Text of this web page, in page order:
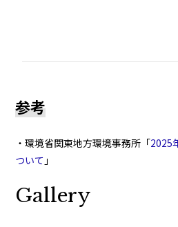
参考
・環境省関東地方環境事務所「2025
ついて 」
Gallery